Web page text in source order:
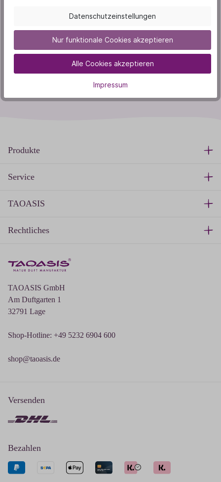
Youtube
TAOASIS GmbH
Am Duftgarten 1
32791 Lage
Shop-Hotline: +49 5232 6904 600
shop@taoasis.de
Produkte
Service
TAOASIS
Rechtliches
Versenden
Bezahlen
Datenschutzeinstellungen
Nur funktionale Cookies akzeptieren
Alle Cookies akzeptieren
Impressum